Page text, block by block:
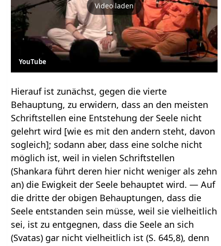
Video laden
YouTube
Hierauf ist zunächst, gegen die vierte
Behauptung, zu erwidern, dass an den meisten
Schriftstellen eine Entstehung der Seele nicht
gelehrt wird [wie es mit den andern steht, davon
sogleich]; sodann aber, dass eine solche nicht
möglich ist, weil in vielen Schriftstellen
(Shankara führt deren hier nicht weniger als zehn
an) die Ewigkeit der Seele behauptet wird. — Auf
die dritte der obigen Behauptungen, dass die
Seele entstanden sein müsse, weil sie vielheitlich
sei, ist zu entgegnen, dass die Seele an sich
(Svatas) gar nicht vielheitlich ist (S. 645,8), denn